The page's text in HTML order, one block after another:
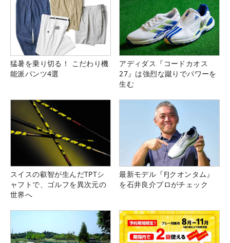
猛暑を乗り切る！ こだわり機
能派パンツ4選
アディダス『コードカオス
27』は強烈な蹴りでパワーを
生む
スイスの叡智が生んだTPTシ
ャフトで、ゴルフを異次元の
世界へ
最新モデル『FJクオンタム』
を石井良介プロがチェック